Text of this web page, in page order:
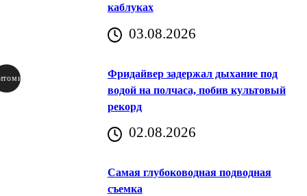
каблуках
03.08.2026
Фридайвер задержал дыхание под
водой на полчаса, побив культовый
рекорд
02.08.2026
Самая глубоководная подводная
съемка